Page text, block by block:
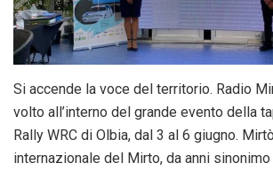
Si accende la voce del territorio. Radio
volto all’interno del grande evento della
Rally WRC di Olbia, dal 3 al 6 giugno.
internazionale del Mirto, da anni